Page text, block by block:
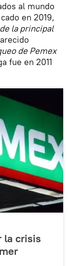
al mundo
en 2019,
la principal
de Pemex
fue en 2011
la crisis